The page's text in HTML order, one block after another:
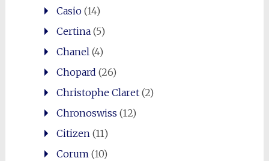
Casio(14)
Certina(5)
Chanel(4)
Chopard (26)
Christophe Claret(2)
Chronoswiss (12)
Citizen(11)
Corum(10)